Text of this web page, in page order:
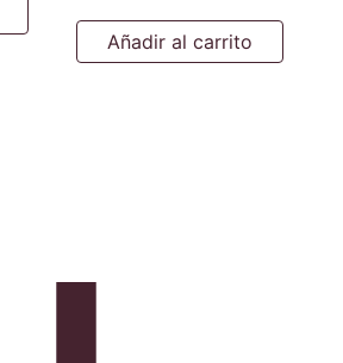
Añadir al carrito